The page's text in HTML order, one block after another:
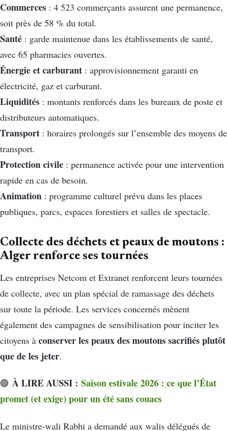
Commerces : 4 523 commerçants assurent une permanence,
soit près de 58 % du total.
Santé : garde maintenue dans les établissements de santé,
avec 65 pharmacies ouvertes.
Énergie et carburant : approvisionnement garanti en
électricité, gaz et carburant.
Liquidités : montants renforcés dans les bureaux de poste et
distributeurs automatiques.
Transport : horaires prolongés sur l’ensemble des moyens de
transport.
Protection civile : permanence activée pour une intervention
rapide en cas de besoin.
Animation : programme culturel prévu dans les places
publiques, parcs, espaces forestiers et salles de spectacle.
Collecte des déchets et peaux de moutons :
Alger renforce ses tournées
Les entreprises Netcom et Extranet renforcent leurs tournées
de collecte, avec un plan spécial de ramassage des déchets
sur toute la période. Les services concernés mènent
également des campagnes de sensibilisation pour inciter les
citoyens à conserver les peaux des moutons sacrifiés plutôt
que de les jeter.
🟢 À LIRE AUSSI : Saison estivale 2026 : ce que l’État
promet (et exige) pour un été sans couacs
Le ministre-wali Rabhi a demandé aux walis délégués de